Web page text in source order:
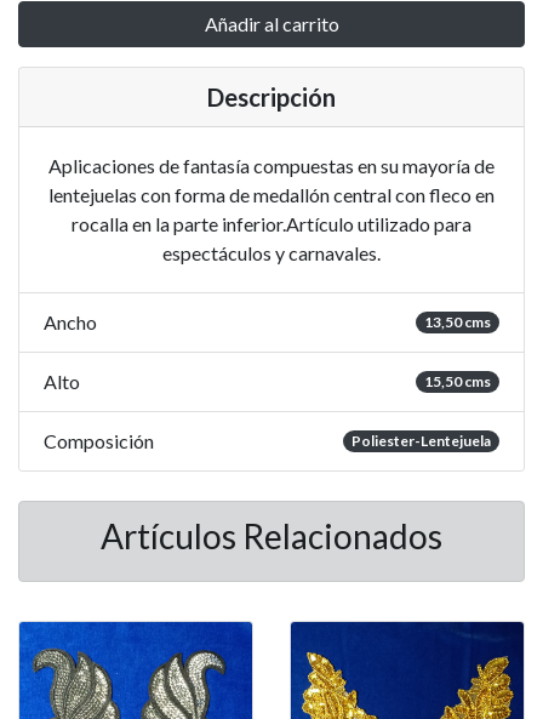
Añadir al carrito
Descripción
Aplicaciones de fantasía compuestas en su mayoría de
lentejuelas con forma de medallón central con fleco en
rocalla en la parte inferior.Artículo utilizado para
espectáculos y carnavales.
Ancho 13,50 cms
Alto 15,50 cms
Composición Poliester-Lentejuela
Artículos Relacionados